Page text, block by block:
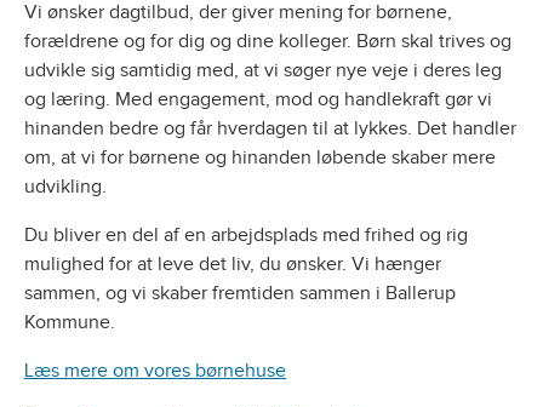
Vi ønsker dagtilbud, der giver mening for børnene,
forældrene og for dig og dine kolleger. Børn skal trives og
udvikle sig samtidig med, at vi søger nye veje i deres leg
og læring. Med engagement, mod og handlekraft gør vi
hinanden bedre og får hverdagen til at lykkes. Det handler
om, at vi for børnene og hinanden løbende skaber mere
udvikling.
Du bliver en del af en arbejdsplads med frihed og rig
mulighed for at leve det liv, du ønsker. Vi hænger
sammen, og vi skaber fremtiden sammen i Ballerup
Kommune.
Læs mere om vores børnehuse